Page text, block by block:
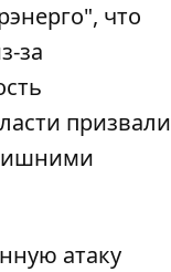
что
за
призвали
атаку